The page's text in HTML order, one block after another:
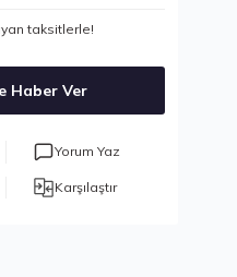
taksitlerle!
Haber Ver
Yorum Yaz
Karşılaştır